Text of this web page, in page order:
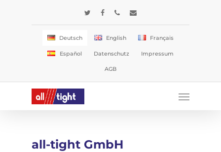
twitterfacebookphoneemail
Deutsch English Français
Español Datenschutz Impressum
AGB
Menu
all-tight GmbH